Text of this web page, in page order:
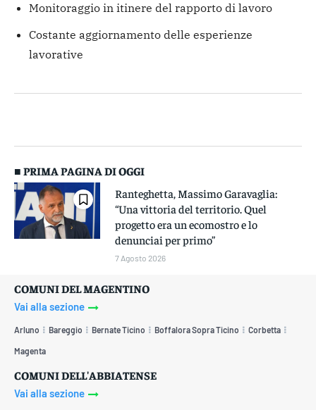
Monitoraggio in itinere del rapporto di lavoro
Costante aggiornamento delle esperienze
lavorative
■ PRIMA PAGINA DI OGGI
Ranteghetta, Massimo Garavaglia:
“Una vittoria del territorio. Quel
progetto era un ecomostro e lo
denunciai per primo”
7 Agosto 2026
COMUNI DEL MAGENTINO
Vai alla sezione
Arluno Bareggio Bernate Ticino Boffalora Sopra Ticino Corbetta
Magenta
COMUNI DELL'ABBIATENSE
Vai alla sezione